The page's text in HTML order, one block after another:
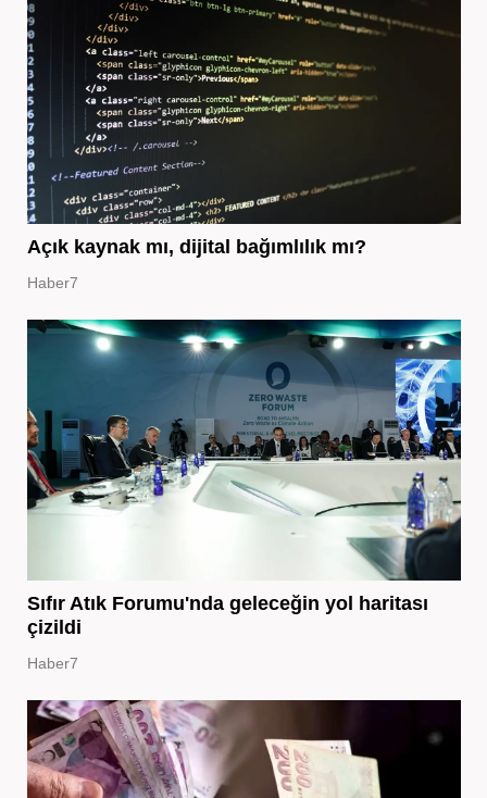
Açık kaynak mı, dijital bağımlılık mı?
Haber7
Sıfır Atık Forumu'nda geleceğin yol haritası
çizildi
Haber7